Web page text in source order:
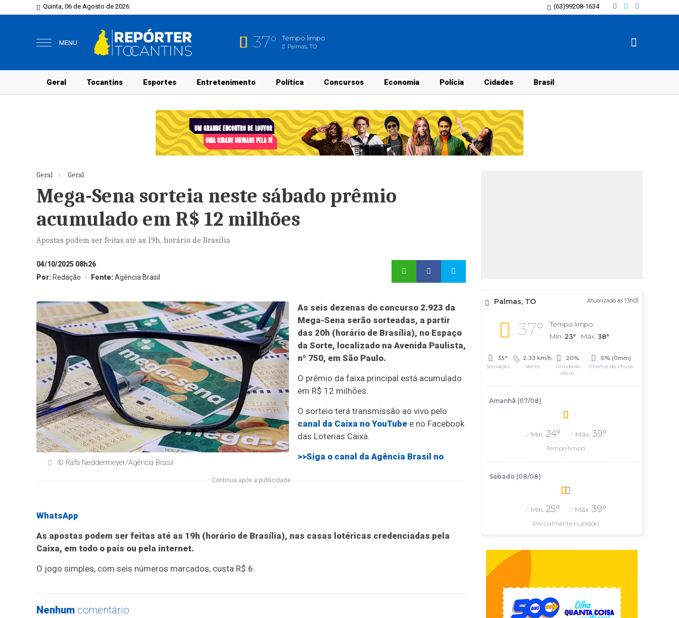
Quinta, 06 de Agosto de 2026 (63)99208-1634
MENU 37° Tempo limpo
Palmas, TO
Geral Tocantins Esportes Entretenimento Política Concursos Economia Polícia Cidades Brasil
Geral Geral
Mega-Sena sorteia neste sábado prêmio
acumulado em R$ 12 milhões
Apostas podem ser feitas até as 19h, horário de Brasília
04/10/2025 08h26
Por: Redação Fonte:Agência Brasil
© Rafa Neddermeyer/Agência Brasil
As seis dezenas do concurso 2.923 da
Mega-Sena serão sorteadas, a partir
das 20h (horário de Brasília), no Espaço
da Sorte, localizado na Avenida Paulista,
nº 750, em São Paulo.
O prêmio da faixa principal está acumulado
em R$ 12 milhões.
Continua após a publicidade
O sorteio terá transmissão ao vivo pelo
canal da Caixa no YouTube e no Facebook
das Loterias Caixa.
>>Siga o canal da Agência Brasil no
WhatsApp
As apostas podem ser feitas até as 19h (horário de Brasília), nas casas lotéricas credenciadas pela
Caixa, em todo o país ou pela internet.
O jogo simples, com seis números marcados, custa R$ 6.
Nenhum comentário
Palmas, TO Atualizado às 13h01
37°
Tempo limpo
Mín. 23° Máx. 38°
35°
Sensação
2.33 km/h
Vento
20%
Umidade
do ar
0% (0mm)
Chance de chuva
Amanhã (07/08)
Mín. 24° Máx. 39°
Tempo limpo
Sábado (08/08)
Mín. 25° Máx.39°
Parcialmente nublado